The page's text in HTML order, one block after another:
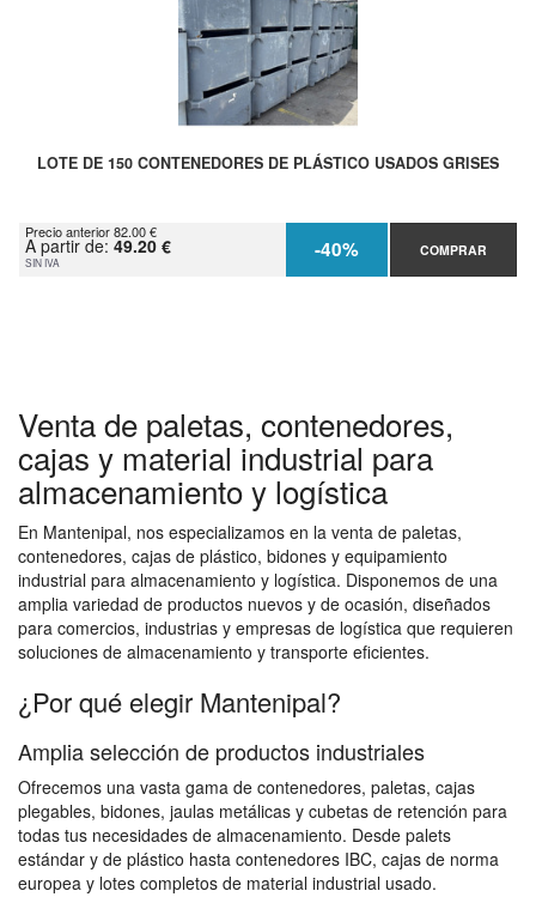
LOTE DE 150 CONTENEDORES DE PLÁSTICO USADOS GRISES
Precio anterior 82.00 €
A partir de: 49.20 €
SIN IVA -40% COMPRAR
Venta de paletas, contenedores,
cajas y material industrial para
almacenamiento y logística
En Mantenipal, nos especializamos en la venta de paletas,
contenedores, cajas de plástico, bidones y equipamiento
industrial para almacenamiento y logística. Disponemos de una
amplia variedad de productos nuevos y de ocasión, diseñados
para comercios, industrias y empresas de logística que requieren
soluciones de almacenamiento y transporte eficientes.
¿Por qué elegir Mantenipal?
Amplia selección de productos industriales
Ofrecemos una vasta gama de contenedores, paletas, cajas
plegables, bidones, jaulas metálicas y cubetas de retención para
todas tus necesidades de almacenamiento. Desde palets
estándar y de plástico hasta contenedores IBC, cajas de norma
europea y lotes completos de material industrial usado.